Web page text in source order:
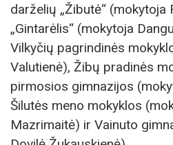
darželių „Žibutė“ (mokytoja
„Gintarėlis“ (mokytoja
Vilkyčių pagrindinės
Valutienė), Žibų pradinės
pirmosios gimnazijos
Šilutės meno mokyklos
Mazrimaitė) ir Vainuto